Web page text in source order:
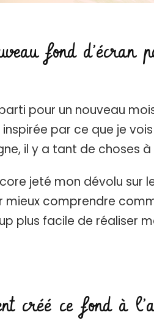
fond d’écran
pour un nouveau
par ce que je
il y a tant de choses
jeté mon dévolu
mieux comprendre
plus facile de réaliser
créé ce fond à